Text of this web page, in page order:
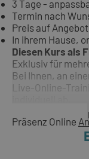
3 Tage -
Termin nach
Preis auf Angebot
In ihrem Hause,
Diesen Kurs als
Exklusiv für
Bei Ihnen, an
Live-Online-
Präsenz Online